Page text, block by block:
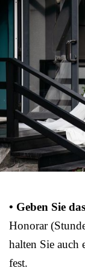
• Geben Sie
Honorar
halten Sie auch
fest.